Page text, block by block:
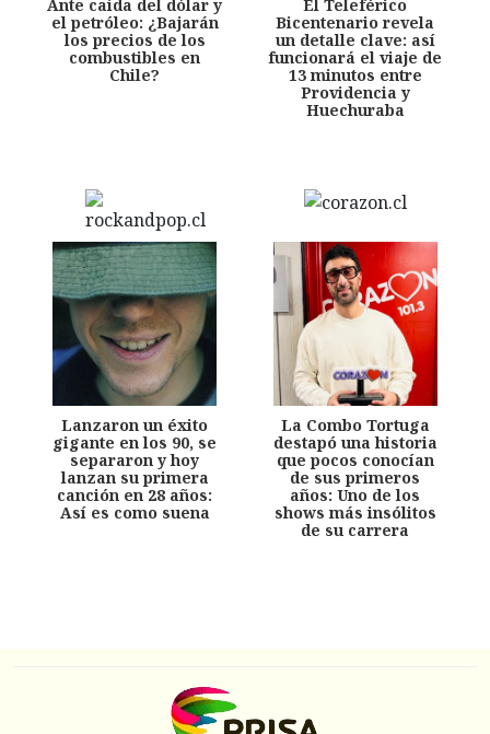
Ante caída del dólar y
el petróleo: ¿Bajarán
los precios de los
combustibles en
Chile?
El Teleférico
Bicentenario revela
un detalle clave: así
funcionará el viaje de
13 minutos entre
Providencia y
Huechuraba
Lanzaron un éxito
gigante en los 90, se
separaron y hoy
lanzan su primera
canción en 28 años:
Así es como suena
La Combo Tortuga
destapó una historia
que pocos conocían
de sus primeros
años: Uno de los
shows más insólitos
de su carrera